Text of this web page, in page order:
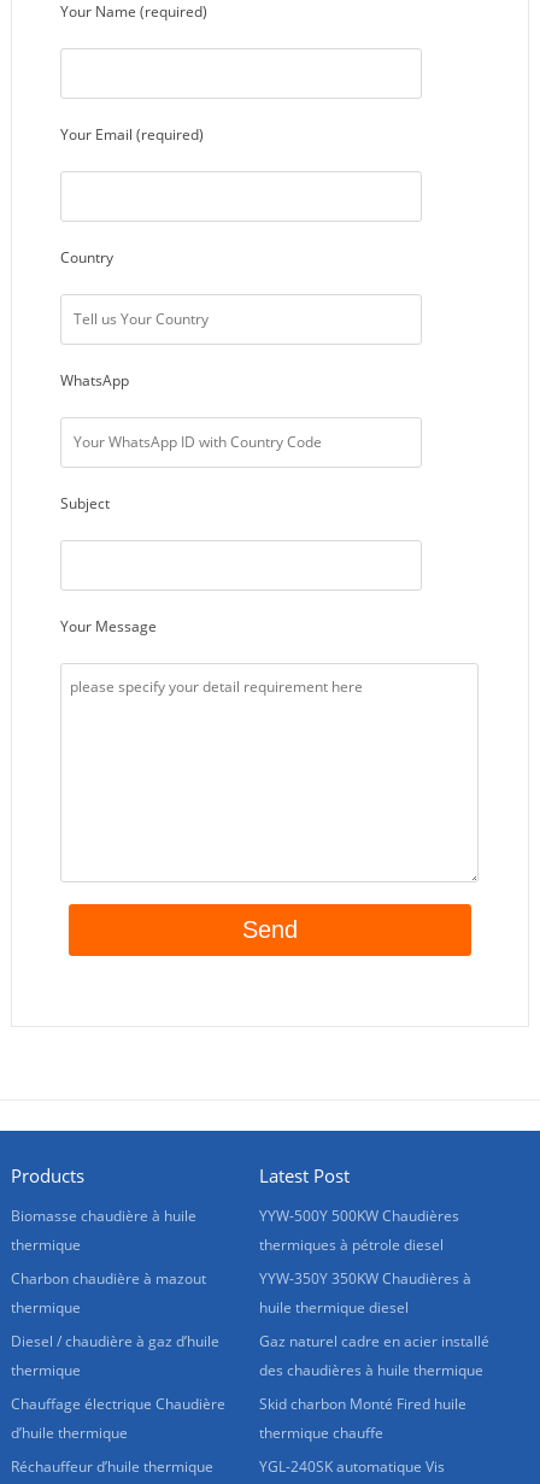
Your Name (required)
Your Email (required)
Country
WhatsApp
Subject
Your Message
Products
Biomasse chaudière à huile
thermique
Charbon chaudière à mazout
thermique
Diesel / chaudière à gaz d’huile
thermique
Chauffage électrique Chaudière
d’huile thermique
Réchauffeur d’huile thermique
Latest Post
YYW-500Y 500KW Chaudières
thermiques à pétrole diesel
YYW-350Y 350KW Chaudières à
huile thermique diesel
Gaz naturel cadre en acier installé
des chaudières à huile thermique
Skid charbon Monté Fired huile
thermique chauffe
YGL-240SK automatique Vis